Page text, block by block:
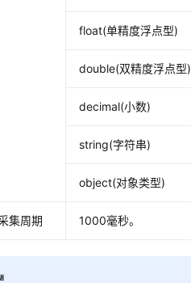
float(单精度浮点型)
double(双精度浮点型)
decimal(小数)
string(字符串)
object(对象类型)
集周期 1000毫秒。